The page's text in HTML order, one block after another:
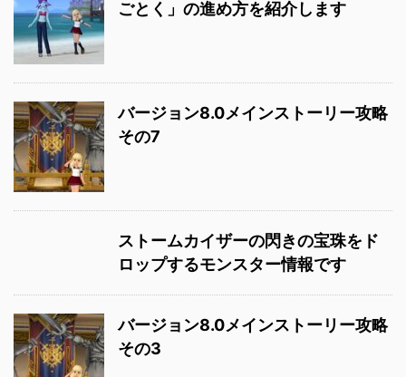
ごとく」の進め方を紹介します
バージョン8.0メインストーリー攻略
その7
ストームカイザーの閃きの宝珠をド
ロップするモンスター情報です
バージョン8.0メインストーリー攻略
その3